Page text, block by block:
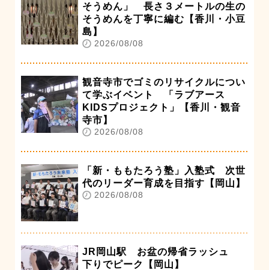
そうめん」 長さ３メートルの生の
そうめんを丁寧に編む【香川・小豆
島】
2026/08/08
観音寺市でゴミのリサイクルについ
て学ぶイベント 「ラブアース
KIDSプロジェクト」【香川・観音
寺市】
2026/08/08
「新・ももたろう塾」入塾式 次世
代のリーダー育成を目指す【岡山】
2026/08/08
JR岡山駅 お盆の帰省ラッシュ
下りでピーク【岡山】